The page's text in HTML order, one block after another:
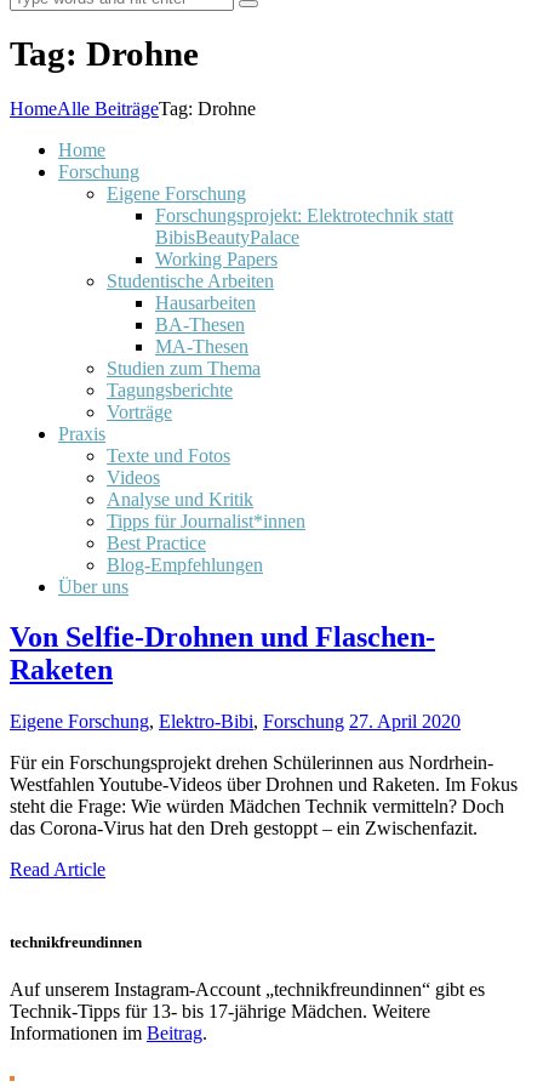
Tag: Drohne
HomeAlle BeiträgeTag: Drohne
Home
Forschung
Eigene Forschung
Forschungsprojekt: Elektrotechnik statt
BibisBeautyPalace
Working Papers
Studentische Arbeiten
Hausarbeiten
BA-Thesen
MA-Thesen
Studien zum Thema
Tagungsberichte
Vorträge
Praxis
Texte und Fotos
Videos
Analyse und Kritik
Tipps für Journalist*innen
Best Practice
Blog-Empfehlungen
Über uns
Von Selfie-Drohnen und Flaschen-
Raketen
Eigene Forschung, Elektro-Bibi, Forschung 27. April 2020
Für ein Forschungsprojekt drehen Schülerinnen aus Nordrhein-
Westfahlen Youtube-Videos über Drohnen und Raketen. Im Fokus
steht die Frage: Wie würden Mädchen Technik vermitteln? Doch
das Corona-Virus hat den Dreh gestoppt – ein Zwischenfazit.
Read Article
technikfreundinnen
Auf unserem Instagram-Account „technikfreundinnen“ gibt es
Technik-Tipps für 13- bis 17-jährige Mädchen. Weitere
Informationen im Beitrag.